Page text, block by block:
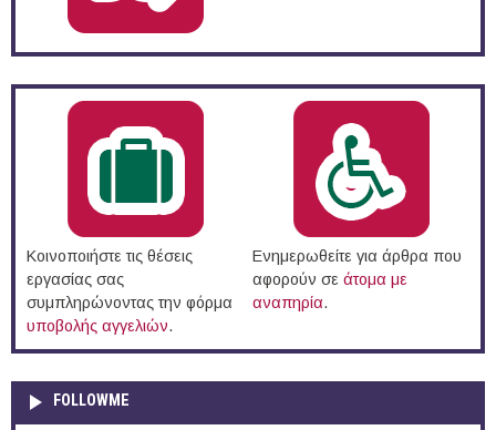
Κοινοποιήστε τις θέσεις
εργασίας σας
συμπληρώνοντας την φόρμα
υποβολής αγγελιών.
Ενημερωθείτε για άρθρα που
αφορούν σε άτομα με
αναπηρία.
FOLLOWME